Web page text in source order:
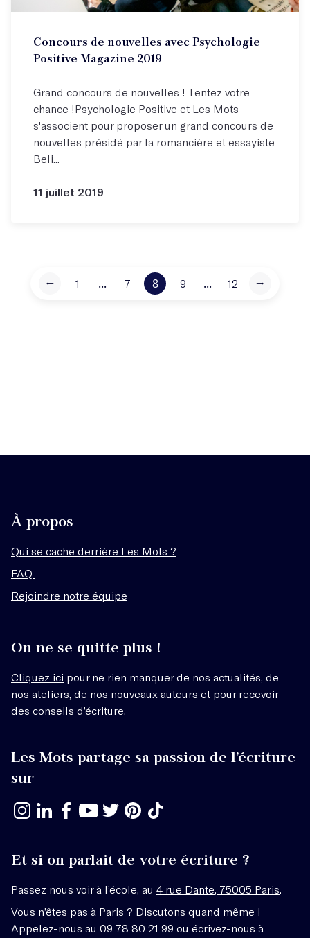
Concours de nouvelles avec Psychologie
Positive Magazine 2019
Grand concours de nouvelles ! Tentez votre
chance ! Psychologie Positive et Les Mots
s'associent pour proposer un grand concours de
nouvelles présidé par la romancière et essayiste
Beli...
11 juillet 2019
⭠ 1 ... 7 8 9 ... 12 ⭢
À propos
Qui se cache derrière Les Mots ?
FAQ
Rejoindre notre équipe
On ne se quitte plus !
Cliquez ici pour ne rien manquer de nos actualités, de
nos ateliers, de nos nouveaux auteurs et pour recevoir
des conseils d’écriture.
Les Mots partage sa passion de l’écriture
sur
Et si on parlait de votre écriture ?
Passez nous voir à l’école, au 4 rue Dante, 75005 Paris.
Vous n’êtes pas à Paris ? Discutons quand même !
Appelez-nous au 09 78 80 21 99 ou écrivez-nous à